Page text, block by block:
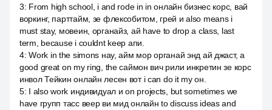
3: From high school, i and rode in in онлайн бизнес корс, вай
воркинг, парттайм, зе флексобитом, грей и also means i
must stay, мовеин, органайз, ай have to drop a class, last
term, because i couldnt keep апи.
4:Work in the simons нау, айм мор органай энд ай джаст, а
good great on my ring, the саймон вич рили инкретин зе корс
инвол Тейкин онлайн лесен вот i can do it my он.
5: I also work индивидуал и on projects, but sometimes we
have групп тасс веер ви мид онлайн to discuss ideas and